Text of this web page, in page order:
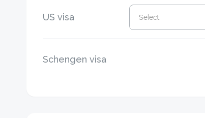
US visa Select
Schengen visa